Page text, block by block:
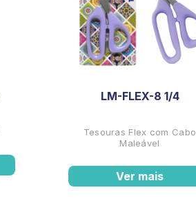
LM-FLEX-8 1/4
Tesouras Flex com Cabo
Maleável
Ver mais